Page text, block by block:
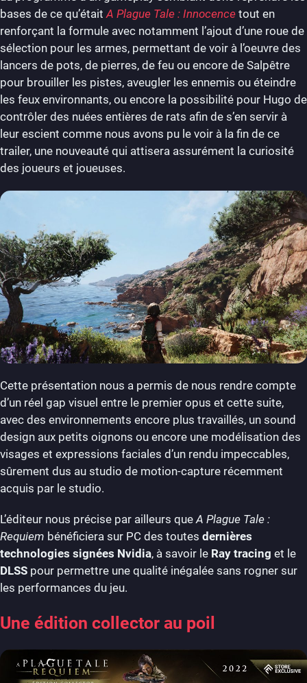
bases de ce qu’était A Plague Tale : Innocence tout en
renforçant la formule avec notamment l’ajout d’une roue de
sélection pour les armes, permettant de voir à l’oeuvre des
lancers de pots, de pierres, de feu ou encore de Salpêtre
pour brouiller les pistes, aveugler les ennemis ou éteindre
les feux environnants, ou encore la possibilité pour Hugo de
contrôler des nuées entières de rats afin de s’en servir à
leur escient comme nous avons pu le voir à la fin de ce
trailer, une nouveauté qui attisera assurément la curiosité
des joueurs et joueuses.
Cette présentation nous a permis de nous rendre compte
d’un réel gap visuel entre le premier opus et cette suite,
avec des environnements encore plus travaillés, un sound
design aux petits oignons ou encore une modélisation des
visages et expressions faciales d’un rendu impeccables,
sûrement dus au studio de motion-capture récemment
acquis par le studio.
L’éditeur nous précise par ailleurs que A Plague Tale :
Requiem bénéficiera sur PC des toutes dernières
technologies signées Nvidia, à savoir le Ray tracing et le
DLSS pour permettre une qualité inégalée sans rogner sur
les performances du jeu.
Une édition collector au poil